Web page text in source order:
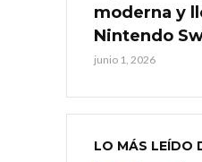
moderna y
Nintendo
junio 1, 2026
LO MÁS LEÍDO